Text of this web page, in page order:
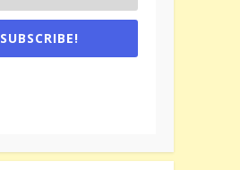
SUBSCRIBE!